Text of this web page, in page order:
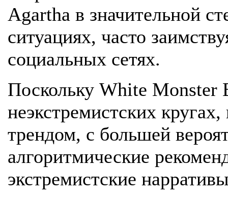
Agartha в значительной
ситуациях, часто
социальных сетях.
Поскольку White
неэкстремистских
трендом, с большей
алгоритмические
экстремистские